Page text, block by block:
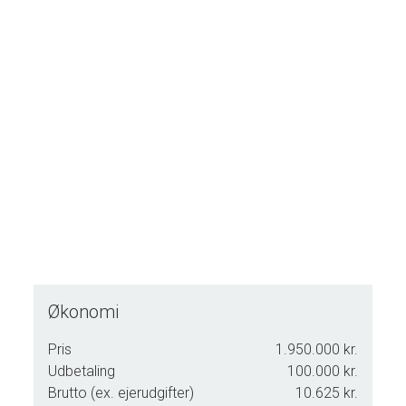
Økonomi
Pris
1.950.000 kr.
Udbetaling
100.000 kr.
Brutto (ex. ejerudgifter)
10.625 kr.